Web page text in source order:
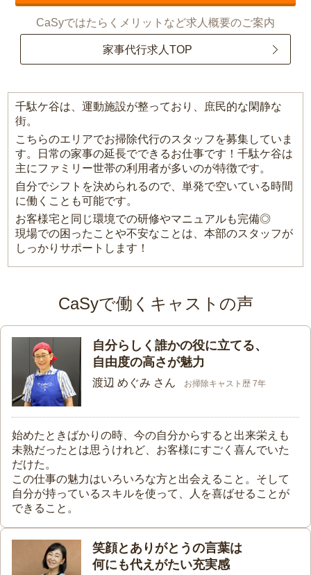
CaSyではたらくメリットなど求人概要のご案内
家事代行求人TOP
千駄ケ谷は、運動施設が整っており、庶民的な閑静な
街。
こちらのエリアでお掃除代行のスタッフを募集していま
す。日常の家事の延長でできるお仕事です！千駄ケ谷は
主にファミリー世帯の利用者が多いのが特徴です。
自分でシフトを決められるので、単発で空いている時間
に働くことも可能です。
お客様宅と同じ環境での研修やマニュアルも完備◎
現場での困ったことや不安なことは、本部のスタッフが
しっかりサポートします！
CaSyで働くキャストの声
自分らしく誰かの役に立てる、
自由度の高さが魅力
渡辺 めぐみ さん お掃除キャスト歴 7年
始めたときばかりの時、今の自分からすると出来栄えも
未熟だったとは思うけれど、お客様にすごく喜んでいた
だけた。
この仕事の魅力はいろいろな方と出会えること。そして
自分が持っているスキルを使って、人を喜ばせることが
できること。
笑顔とありがとうの言葉は
何にも代えがたい充実感